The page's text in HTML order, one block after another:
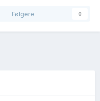
Følgere 0